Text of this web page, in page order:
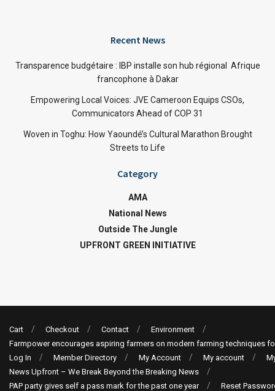
Recent News
Transparence budgétaire : IBP installe son hub régional Afrique
francophone à Dakar
Empowering Local Voices: JVE Cameroon Equips CSOs,
Communicators Ahead of COP 31
Woven in Toghu: How Yaoundé’s Cultural Marathon Brought
Streets to Life
Category
AMA
National News
Outside The Jungle
UPFRONT GREEN INITIATIVE
Cart Checkout Contact
Environment
Farmpower encourages aspiring farmers on modern farming techniques
Log In
Member Directory My Account My account
News Upfront – We Break Beyond the Breaking News
PAP party gives self a pass mark for the past one year
Reset